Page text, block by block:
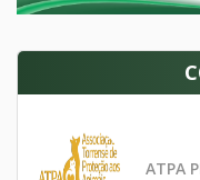
ATPA